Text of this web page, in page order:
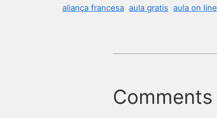
aliança francesa aula gratis aula on line
Comments